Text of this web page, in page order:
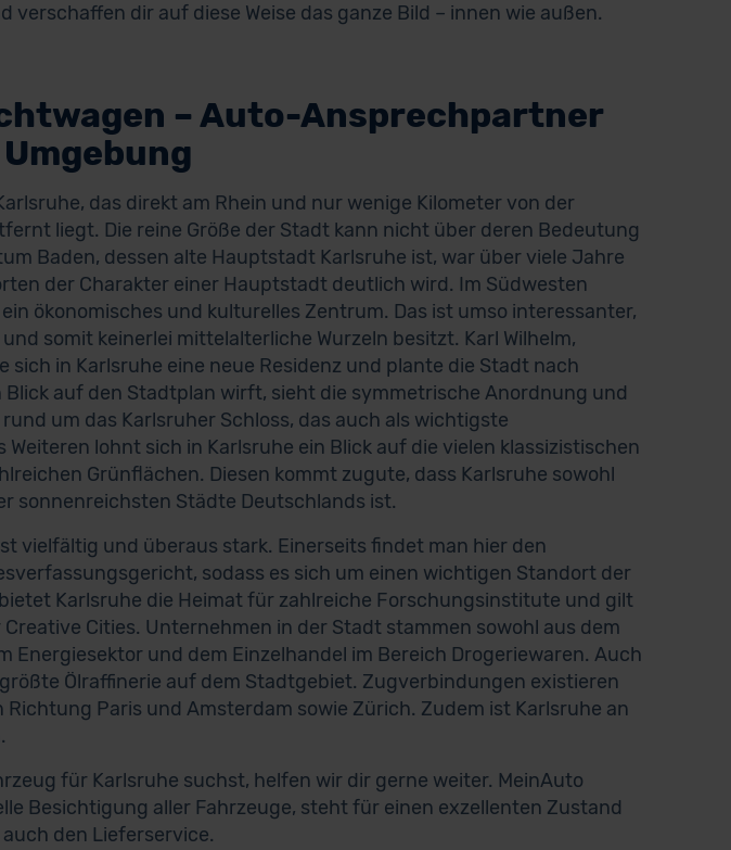
verschaffen dir auf diese Weise das ganze Bild – innen wie außen.
– Auto-Ansprechpartner
das direkt am Rhein und nur wenige Kilometer von der
liegt. Die reine Größe der Stadt kann nicht über deren Bedeutung
Baden, dessen alte Hauptstadt Karlsruhe ist, war über viele Jahre
der Charakter einer Hauptstadt deutlich wird. Im Südwesten
ökonomisches und kulturelles Zentrum. Das ist umso interessanter,
somit keinerlei mittelalterliche Wurzeln besitzt. Karl Wilhelm,
in Karlsruhe eine neue Residenz und plante die Stadt nach
Blick auf den Stadtplan wirft, sieht die symmetrische Anordnung und
um das Karlsruher Schloss, das auch als wichtigste
lohnt sich in Karlsruhe ein Blick auf die vielen klassizistischen
Grünflächen. Diesen kommt zugute, dass Karlsruhe sowohl
sonnenreichsten Städte Deutschlands ist.
vielfältig und überaus stark. Einerseits findet man hier den
sodass es sich um einen wichtigen Standort der
Karlsruhe die Heimat für zahlreiche Forschungsinstitute und gilt
Creative Cities. Unternehmen in der Stadt stammen sowohl aus dem
Energiesektor und dem Einzelhandel im Bereich Drogeriewaren. Auch
Ölraffinerie auf dem Stadtgebiet. Zugverbindungen existieren
Paris und Amsterdam sowie Zürich. Zudem ist Karlsruhe an
für Karlsruhe suchst, helfen wir dir gerne weiter. MeinAuto
Besichtigung aller Fahrzeuge, steht für einen exzellenten Zustand
den Lieferservice.